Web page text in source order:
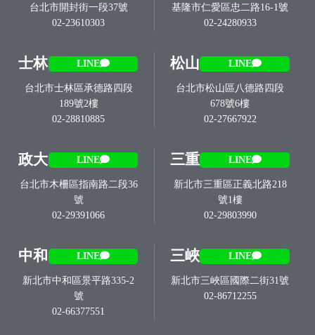
台北市開封街一段37號
02-23610303
基隆市仁愛區忠二路16-1號
02-24280933
士林 LINE
台北市士林區承德路四段
189號2樓
02-28810885
松山 LINE
台北市松山區八德路四段
678號6樓
02-27667922
政大 LINE
台北市木柵區指南路二段36
號
02-29391066
三重 LINE
新北市三重區正義北路218
號1樓
02-29803990
中和 LINE
新北市中和區景平路335-2
號
02-66377551
三峽 LINE
新北市三峽區國際二街31號
02-86712255